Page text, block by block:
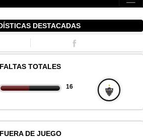
DESTACADAS
FALTAS TOTALES
16
FUERA DE JUEGO